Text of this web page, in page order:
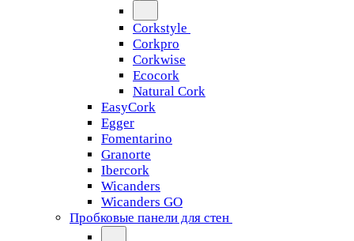
Corkstyle
Corkpro
Corkwise
Ecocork
Natural Cork
EasyCork
Egger
Fomentarino
Granorte
Ibercork
Wicanders
Wicanders GO
Пробковые панели для стен